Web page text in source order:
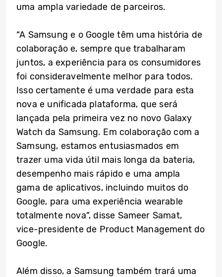
uma ampla variedade de parceiros.
“A Samsung e o Google têm uma história de
colaboração e, sempre que trabalharam
juntos, a experiência para os consumidores
foi consideravelmente melhor para todos.
Isso certamente é uma verdade para esta
nova e unificada plataforma, que será
lançada pela primeira vez no novo Galaxy
Watch da Samsung. Em colaboração com a
Samsung, estamos entusiasmados em
trazer uma vida útil mais longa da bateria,
desempenho mais rápido e uma ampla
gama de aplicativos, incluindo muitos do
Google, para uma experiência wearable
totalmente nova”, disse Sameer Samat,
vice-presidente de Product Management do
Google.
Além disso, a Samsung também trará uma